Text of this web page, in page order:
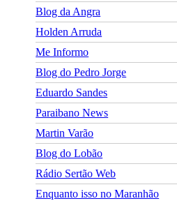
Blog da Angra
Holden Arruda
Me Informo
Blog do Pedro Jorge
Eduardo Sandes
Paraibano News
Martin Varão
Blog do Lobão
Rádio Sertão Web
Enquanto isso no Maranhão